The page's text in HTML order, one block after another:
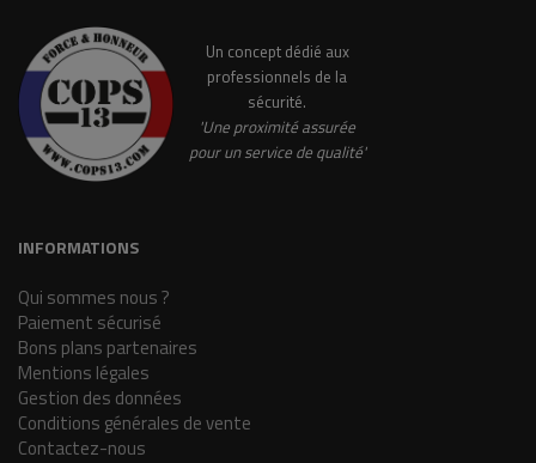
Un concept dédié aux
professionnels de la
sécurité.
'Une proximité assurée
pour un service de qualité'
INFORMATIONS
Qui sommes nous ?
Paiement sécurisé
Bons plans partenaires
Mentions légales
Gestion des données
Conditions générales de vente
Contactez-nous